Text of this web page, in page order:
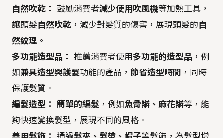
自然吹乾： 鼓勵消費者減少使用吹風機等加熱工具，
讓頭髮自然吹乾 ，減少對髮質的傷害，展現頭髮的自
然紋理 。
多功能造型品： 推薦消費者使用多功能的造型品 ，例
如兼具造型與護髮功能的產品， 節省造型時間 ，同時
保護髮質。
編髮造型： 簡單的編髮 ，例如魚骨辮、麻花辮等，能
夠快速變換髮型，展現不同的風格。
善用髮飾：
通過髮夾、髮帶、帽子等髮飾，為髮型增